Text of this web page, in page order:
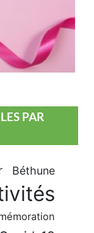
PAR
Béthune